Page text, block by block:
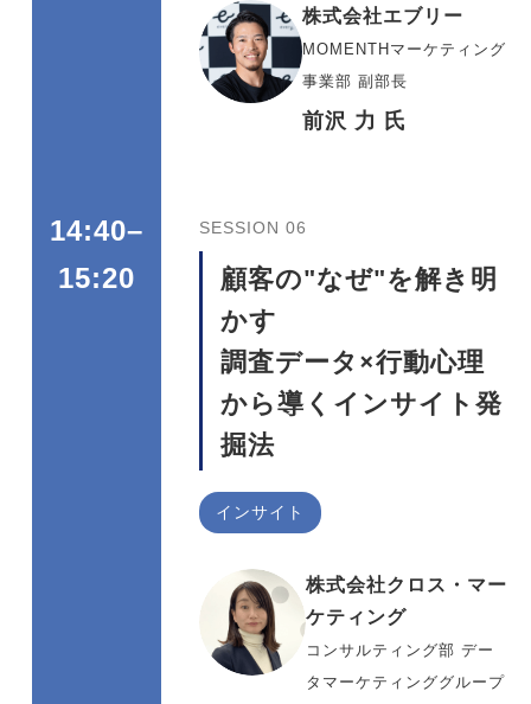
株式会社エブリー
MOMENTHマーケティング
事業部 副部長
前沢 力 氏
14:40–
15:20
SESSION 06
顧客の"なぜ"を解き明
かす
調査データ×行動心理
から導くインサイト発
掘法
インサイト
株式会社クロス・マー
ケティング
コンサルティング部 デー
タマーケティンググループ